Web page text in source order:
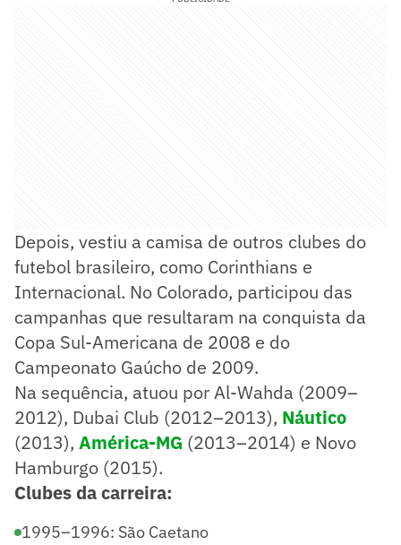
Depois, vestiu a camisa de outros clubes do
futebol brasileiro, como Corinthians e
Internacional. No Colorado, participou das
campanhas que resultaram na conquista da
Copa Sul-Americana de 2008 e do
Campeonato Gaúcho de 2009.
Na sequência, atuou por Al-Wahda (2009–
2012), Dubai Club (2012–2013), Náutico
(2013), América-MG (2013–2014) e Novo
Hamburgo (2015).
Clubes da carreira:
1995–1996: São Caetano